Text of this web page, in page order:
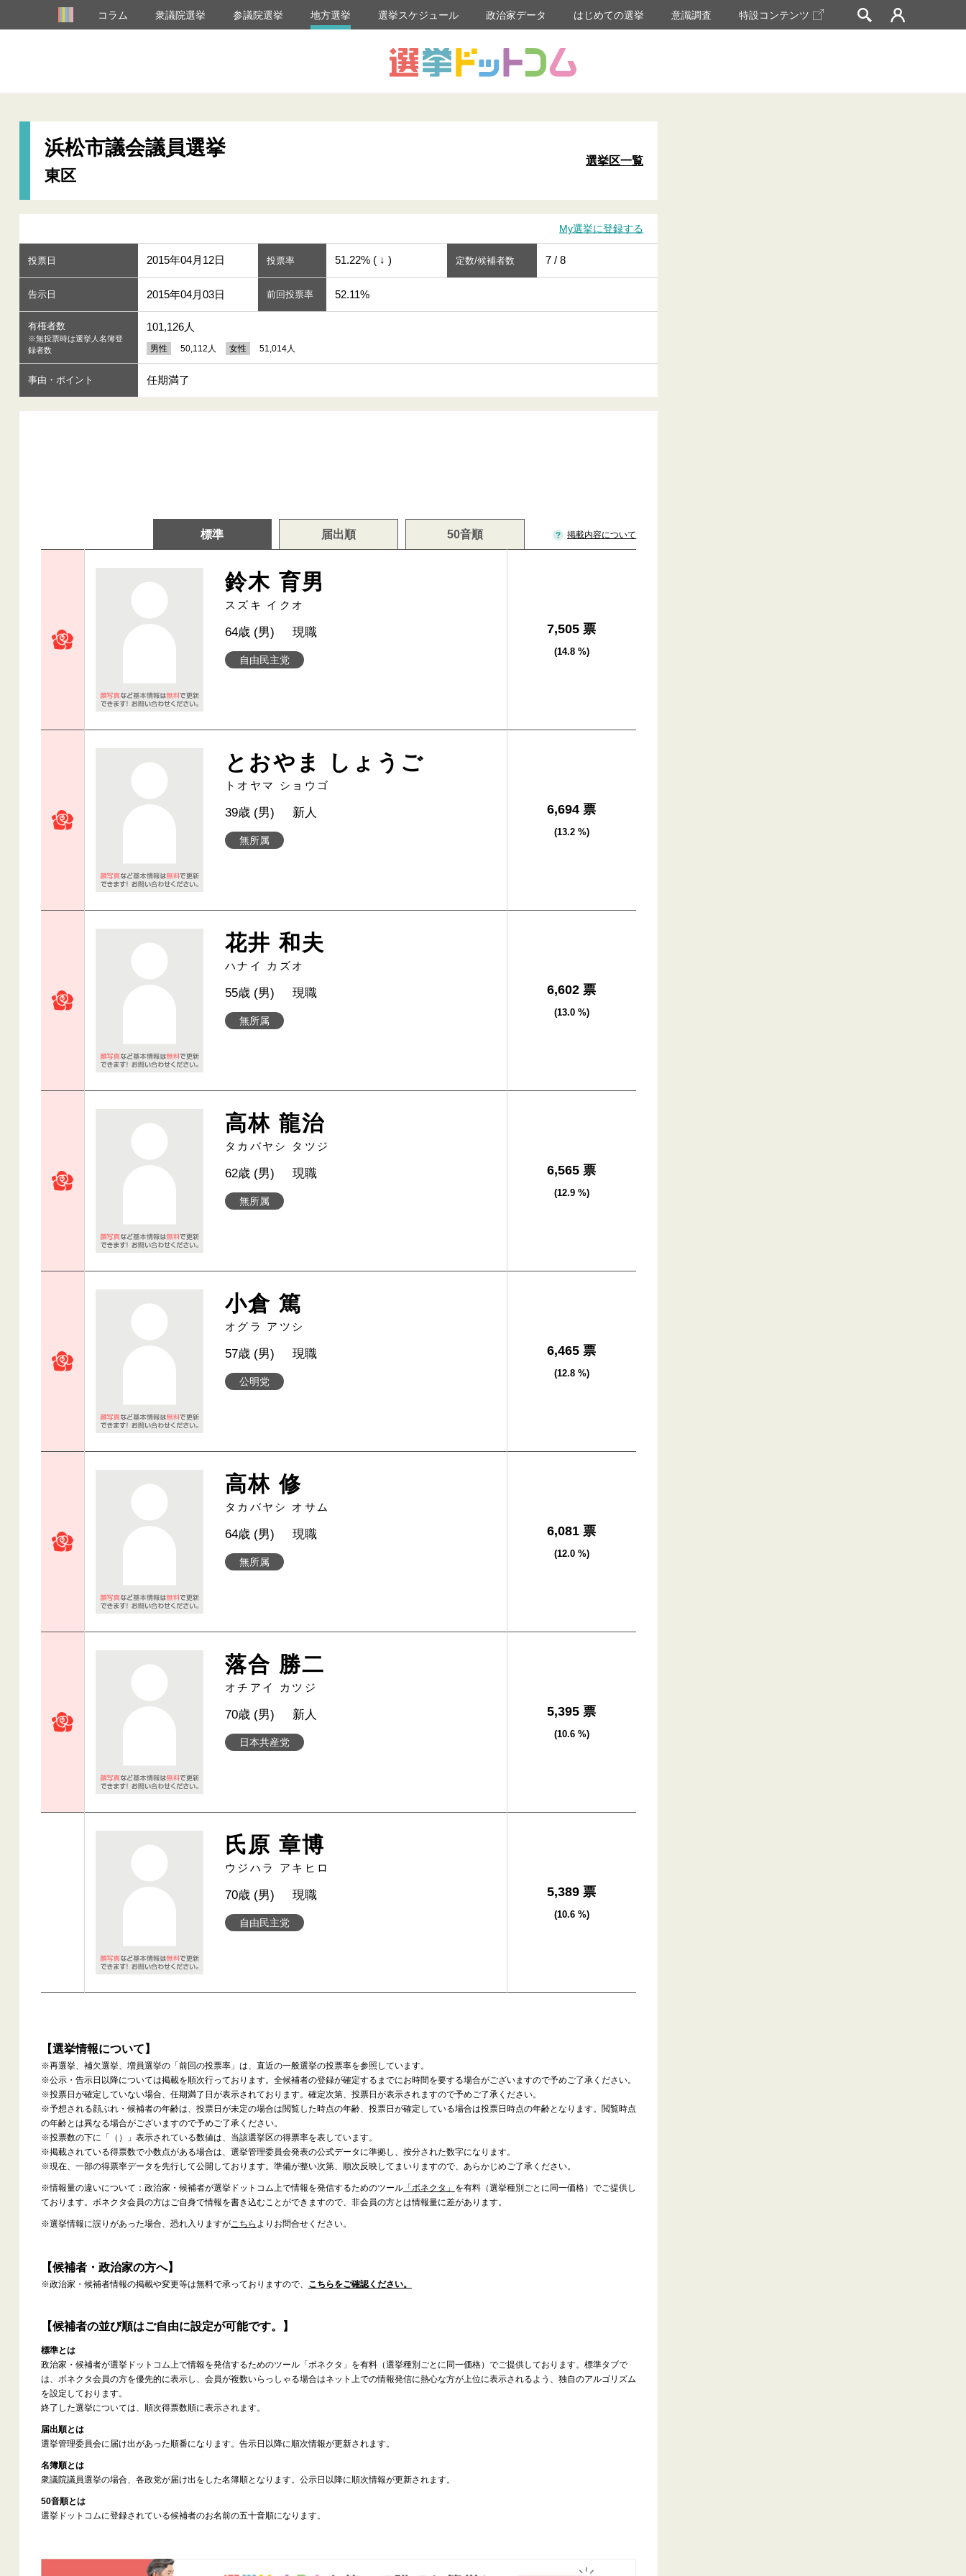
コラム 衆議院選挙 参議院選挙 地方選挙 選挙スケジュール 政治家データ はじめての選挙 意識調査 特設コンテンツ
浜松市議会議員選挙
東区
選挙区一覧
My選挙に登録する
投票日 2015年04月12日 投票率 51.22% ( ↓ ) 定数/候補者数 7 / 8
告示日 2015年04月03日 前回投票率 52.11%
有権者数
※無投票時は選挙人名簿登
録者数
101,126人
男性 50,112人 女性 51,014人
事由・ポイント 任期満了
標準 届出順 50音順 掲載内容について
鈴木 育男
スズキ イクオ
自由民主党
64歳 (男) 現職 7,505 票
(14.8 %)
とおやま しょうご
トオヤマ ショウゴ
無所属
39歳 (男) 新人 6,694 票
(13.2 %)
花井 和夫
ハナイ カズオ
無所属
55歳 (男) 現職 6,602 票
(13.0 %)
高林 龍治
タカバヤシ タツジ
無所属
62歳 (男) 現職 6,565 票
(12.9 %)
小倉 篤
オグラ アツシ
公明党
57歳 (男) 現職 6,465 票
(12.8 %)
高林 修
タカバヤシ オサム
無所属
64歳 (男) 現職 6,081 票
(12.0 %)
落合 勝二
オチアイ カツジ
日本共産党
70歳 (男) 新人 5,395 票
(10.6 %)
氏原 章博
ウジハラ アキヒロ
自由民主党
70歳 (男) 現職 5,389 票
(10.6 %)
【選挙情報について】
※再選挙、補欠選挙、増員選挙の「前回の投票率」は、直近の一般選挙の投票率を参照しています。
※公示・告示日以降については掲載を順次行っております。全候補者の登録が確定するまでにお時間を要する場合がございますので予めご了承ください。
※投票日が確定していない場合、任期満了日が表示されております。確定次第、投票日が表示されますので予めご了承ください。
※予想される顔ぶれ・候補者の年齢は、投票日が未定の場合は閲覧した時点の年齢、投票日が確定している場合は投票日時点の年齢となります。閲覧時点
の年齢とは異なる場合がございますので予めご了承ください。
※投票数の下に「（）」表示されている数値は、当該選挙区の得票率を表しています。
※掲載されている得票数で小数点がある場合は、選挙管理委員会発表の公式データに準拠し、按分された数字になります。
※現在、一部の得票率データを先行して公開しております。準備が整い次第、順次反映してまいりますので、あらかじめご了承ください。
※情報量の違いについて：政治家・候補者が選挙ドットコム上で情報を発信するためのツール「ボネクタ」 を有料（選挙種別ごとに同一価格）でご提供し
ております。ボネクタ会員の方はご自身で情報を書き込むことができますので、非会員の方とは情報量に差があります。
※選挙情報に誤りがあった場合、恐れ入りますがこちら よりお問合せください。
【候補者・政治家の方へ】
※政治家・候補者情報の掲載や変更等は無料で承っておりますので、 こちらをご確認ください。
【候補者の並び順はご自由に設定が可能です。】
標準とは
政治家・候補者が選挙ドットコム上で情報を発信するためのツール「ボネクタ」を有料（選挙種別ごとに同一価格）でご提供しております。標準タブで
は、ボネクタ会員の方を優先的に表示し、会員が複数いらっしゃる場合はネット上での情報発信に熱心な方が上位に表示されるよう、独自のアルゴリズム
を設定しております。
終了した選挙については、順次得票数順に表示されます。
届出順とは
選挙管理委員会に届け出があった順番になります。告示日以降に順次情報が更新されます。
名簿順とは
衆議院議員選挙の場合、各政党が届け出をした名簿順となります。公示日以降に順次情報が更新されます。
50音順とは
選挙ドットコムに登録されている候補者のお名前の五十音順になります。